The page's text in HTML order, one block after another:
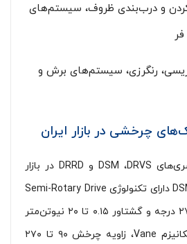
و درب‌بندی ظروف، سیستم‌های
رنگرزی، سیستم‌های برش و
چرخشی در بازار ایران
با سری‌های DSM ،‌DRVS و DRRD در بازار
ایران حضور دارد. سری DSM دارای تکنولوژی Semi-Rotary Drive
با زاویه چرخش ۹۰ تا ۲۷۰ درجه و گشتاور ۰.۱۵ تا ۲۰ نیوتن‌متر
است. سری DRVS با مکانیزم Vane، زاویه چرخش ۹۰ تا ۲۷۰